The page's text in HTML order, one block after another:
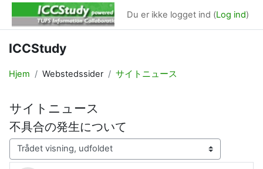
Gå til hovedindhold
Du er ikke logget ind (Log ind)
ICCStudy
Hjem Webstedssider サイトニュース
サイトニュース
不具合の発生について
Visningsform